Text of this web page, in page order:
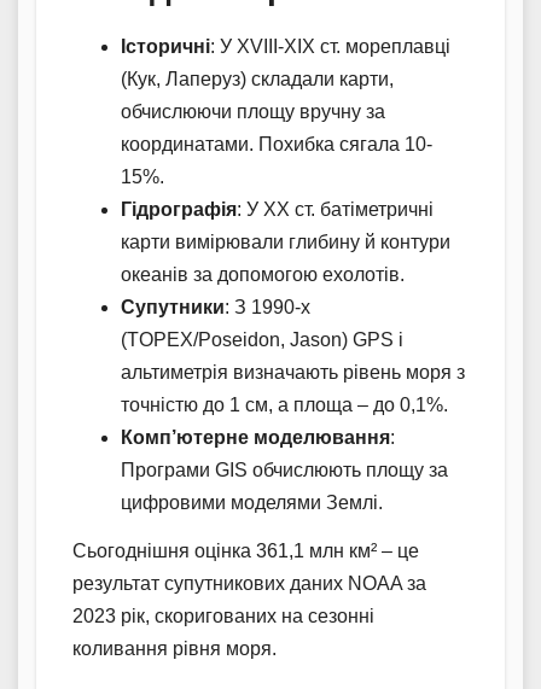
Історичні: У XVIII-XIX ст. мореплавці
(Кук, Лаперуз) складали карти,
обчислюючи площу вручну за
координатами. Похибка сягала 10-
15%.
Гідрографія: У XX ст. батіметричні
карти вимірювали глибину й контури
океанів за допомогою ехолотів.
Супутники: З 1990-х
(TOPEX/Poseidon, Jason) GPS і
альтиметрія визначають рівень моря з
точністю до 1 см, а площа – до 0,1%.
Комп’ютерне моделювання:
Програми GIS обчислюють площу за
цифровими моделями Землі.
Сьогоднішня оцінка 361,1 млн км² – це
результат супутникових даних NOAA за
2023 рік, скоригованих на сезонні
коливання рівня моря.